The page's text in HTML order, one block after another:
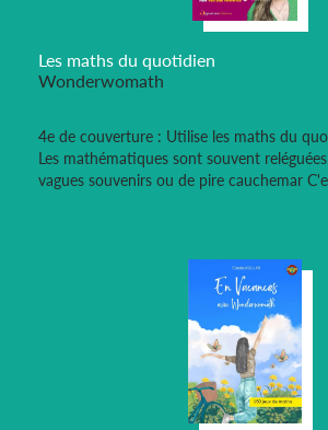
Les maths du quotidien
Wonderwomath
4e de couverture : Utilise les maths du
Les mathématiques sont souvent
vagues souvenirs ou de pire cauchemar